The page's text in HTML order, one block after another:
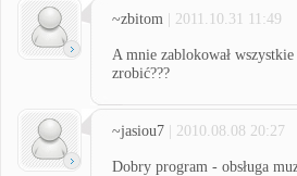
~zbitom | 2011.10.31 11:49
A mnie zablokował
zrobić???
~jasiou7 | 2010.08.08 20:27
Dobry program - obsługa